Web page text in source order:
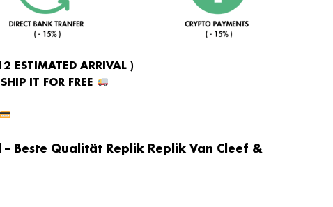
ESTIMATED ARRIVAL )
IT FOR FREE
Beste Qualität Replik Replik Van Cleef &